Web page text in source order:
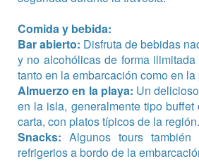
Comida y bebida:
Bar abierto: Disfruta de bebidas
y no alcohólicas de forma
tanto en la embarcación como en la
Almuerzo en la playa: Un
en la isla, generalmente tipo
carta, con platos típicos de la región.
Snacks: Algunos tours
refrigerios a bordo de la